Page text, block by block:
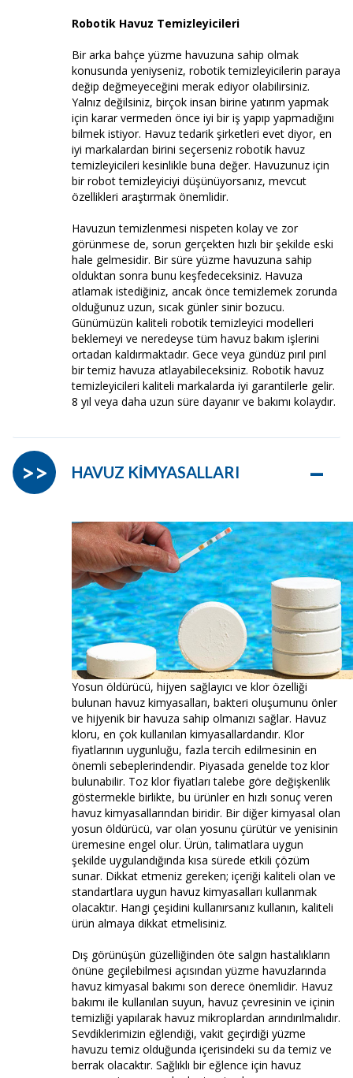
Robotik Havuz Temizleyicileri
Bir arka bahçe yüzme havuzuna sahip olmak
konusunda yeniyseniz, robotik temizleyicilerin paraya
değip değmeyeceğini merak ediyor olabilirsiniz.
Yalnız değilsiniz, birçok insan birine yatırım yapmak
için karar vermeden önce iyi bir iş yapıp yapmadığını
bilmek istiyor. Havuz tedarik şirketleri evet diyor, en
iyi markalardan birini seçerseniz robotik havuz
temizleyicileri kesinlikle buna değer. Havuzunuz için
bir robot temizleyiciyi düşünüyorsanız, mevcut
özellikleri araştırmak önemlidir.
Havuzun temizlenmesi nispeten kolay ve zor
görünmese de, sorun gerçekten hızlı bir şekilde eski
hale gelmesidir. Bir süre yüzme havuzuna sahip
olduktan sonra bunu keşfedeceksiniz. Havuza
atlamak istediğiniz, ancak önce temizlemek zorunda
olduğunuz uzun, sıcak günler sinir bozucu.
Günümüzün kaliteli robotik temizleyici modelleri
beklemeyi ve neredeyse tüm havuz bakım işlerini
ortadan kaldırmaktadır. Gece veya gündüz pırıl pırıl
bir temiz havuza atlayabileceksiniz. Robotik havuz
temizleyicileri kaliteli markalarda iyi garantilerle gelir.
8 yıl veya daha uzun süre dayanır ve bakımı kolaydır.
HAVUZ KİMYASALLARI –
>>
Yosun öldürücü, hijyen sağlayıcı ve klor özelliği
bulunan havuz kimyasalları, bakteri oluşumunu önler
ve hijyenik bir havuza sahip olmanızı sağlar. Havuz
kloru, en çok kullanılan kimyasallardandır. Klor
fiyatlarının uygunluğu, fazla tercih edilmesinin en
önemli sebeplerindendir. Piyasada genelde toz klor
bulunabilir. Toz klor fiyatları talebe göre değişkenlik
göstermekle birlikte, bu ürünler en hızlı sonuç veren
havuz kimyasallarından biridir. Bir diğer kimyasal olan
yosun öldürücü, var olan yosunu çürütür ve yenisinin
üremesine engel olur. Ürün, talimatlara uygun
şekilde uygulandığında kısa sürede etkili çözüm
sunar. Dikkat etmeniz gereken; içeriği kaliteli olan ve
standartlara uygun havuz kimyasalları kullanmak
olacaktır. Hangi çeşidini kullanırsanız kullanın, kaliteli
ürün almaya dikkat etmelisiniz.
Dış görünüşün güzelliğinden öte salgın hastalıkların
önüne geçilebilmesi açısından yüzme havuzlarında
havuz kimyasal bakımı son derece önemlidir. Havuz
bakımı ile kullanılan suyun, havuz çevresinin ve içinin
temizliği yapılarak havuz mikroplardan arındırılmalıdır.
Sevdiklerimizin eğlendiği, vakit geçirdiği yüzme
havuzu temiz olduğunda içerisindeki su da temiz ve
berrak olacaktır. Sağlıklı bir eğlence için havuz